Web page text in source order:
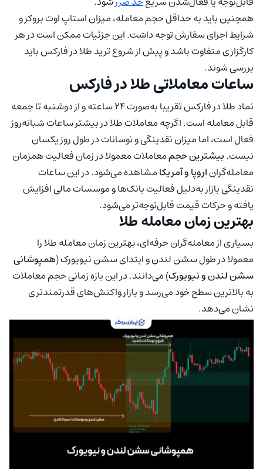
همچنین باید به حداقل حجم معامله، میزان استاپ اوت بروکر و
شرایط اجرای سفارش توجه داشت. این جزئیات ممکن است در هر
کارگزاری متفاوت باشد و پیش از شروع ترید طلا در فارکس باید
بررسی شوند.
ساعات معاملاتی طلا در فارکس
نماد طلا در فارکس تقریبا به‌صورت 24 ساعته و از دوشنبه تا جمعه
قابل معامله است. اگرچه معاملات طلا در بیشتر ساعات شبانه‌روز
فعال است، اما میزان نقدینگی و نوسانات در طول روز یکسان
نیست.بیشترین حجممعاملات معمولا در زمان فعالیت همزمان
معامله‌گراناروپا و آمریکامشاهده می‌شود. در این ساعات
نقدینگی بازار به‌دلیل فعالیت بانک‌ها و موسسات مالی افزایش
یافته و حرکات قیمت قابل‌توجه‌تر می‌شود.
بهترین زمان معامله طلا
بسیاری از معامله‌گران حرفه‌ای، بهترین زمان معامله طلا را
معمولا در طول سشن لندن و ابتدای سشن نیویورک (همپوشانی
سشن لندن و نیویورک) می‌دانند. در این بازه زمانی حجم معاملات
به بالاترین سطح خود می‌رسد و بازار واکنش‌های قدرتمندتری
نشان می‌دهد.